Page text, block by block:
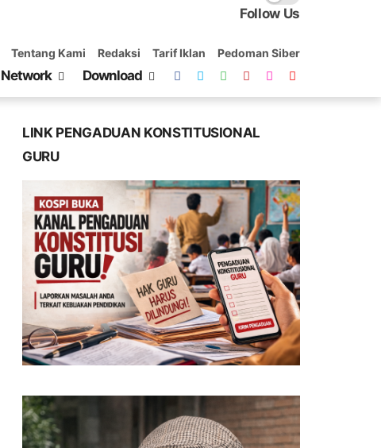
Follow Us
Tentang Kami Redaksi Tarif Iklan Pedoman Siber
Network Download
LINK PENGADUAN KONSTITUSIONAL
GURU